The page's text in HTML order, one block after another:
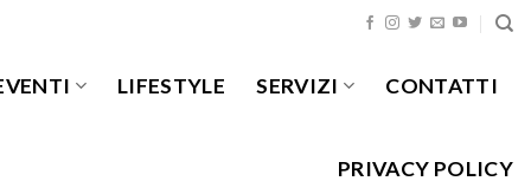
LIFESTYLE SERVIZI CONTATTI
PRIVACY POLICY